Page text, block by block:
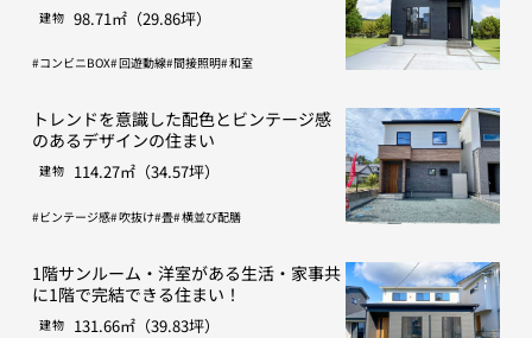
建物 98.71㎡（29.86坪）
コンビニBOX 回遊動線 間接照明 和室
トレンドを意識した配色とビンテージ感
のあるデザインの住まい
建物 114.27㎡（34.57坪）
ビンテージ感 吹抜け 畳 横並び配膳
1階サンルーム・洋室がある生活・家事共
に1階で完結できる住まい！
建物 131.66㎡（39.83坪）